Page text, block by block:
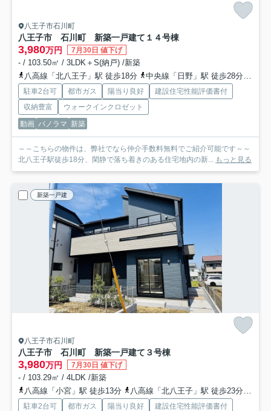
八王子市石川町
八王子市 石川町 新築一戸建て １４号棟
3,980万円 7月30日 値下げ
- / 103.50㎡ / 3LDK＋S(納戸) /新築
八高線「北八王子」駅 徒歩18分
中央線「日野」駅 徒歩28分
駐車2台可 都市ガス 陽当り良好
建設住宅性能評価書付
収納豊富
ウォークインクロゼット
動画 パノラマ 新築
～～こちらの物件は、弊社でなら仲介手数料無料でご紹介可能です～～
北八王子駅徒歩18分、閑静で落ち着きのある住宅地内の新... もっと見る
新築一戸建
八王子市石川町
八王子市 石川町 新築一戸建て ３号棟
3,980万円 7月30日 値下げ
- / 103.29㎡ / 4LDK /新築
八高線「小宮」駅 徒歩13分
八高線「北八王子」駅 徒歩23分
駐車2台可 都市ガス 陽当り良好
建設住宅性能評価書付